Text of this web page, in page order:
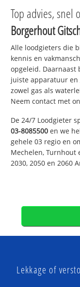
Top advies,
Borgerhout
Alle loodgieters die
kennis en
opgeleid. Daarnaast
juiste apparatuur en
zowel gas als
Neem contact met
De 24/7 Loodgieter
03-8085500 en we
gehele 03 regio en
Mechelen, Turnhout
2030, 2050 en 2060
Lekkage of